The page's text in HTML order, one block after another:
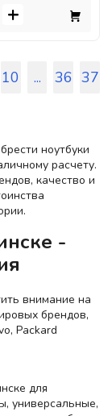
+
10 ... 36 37
ноутбуки
расчету.
качество и
-
внимание на
брендов,
Packard
для
универсальные,